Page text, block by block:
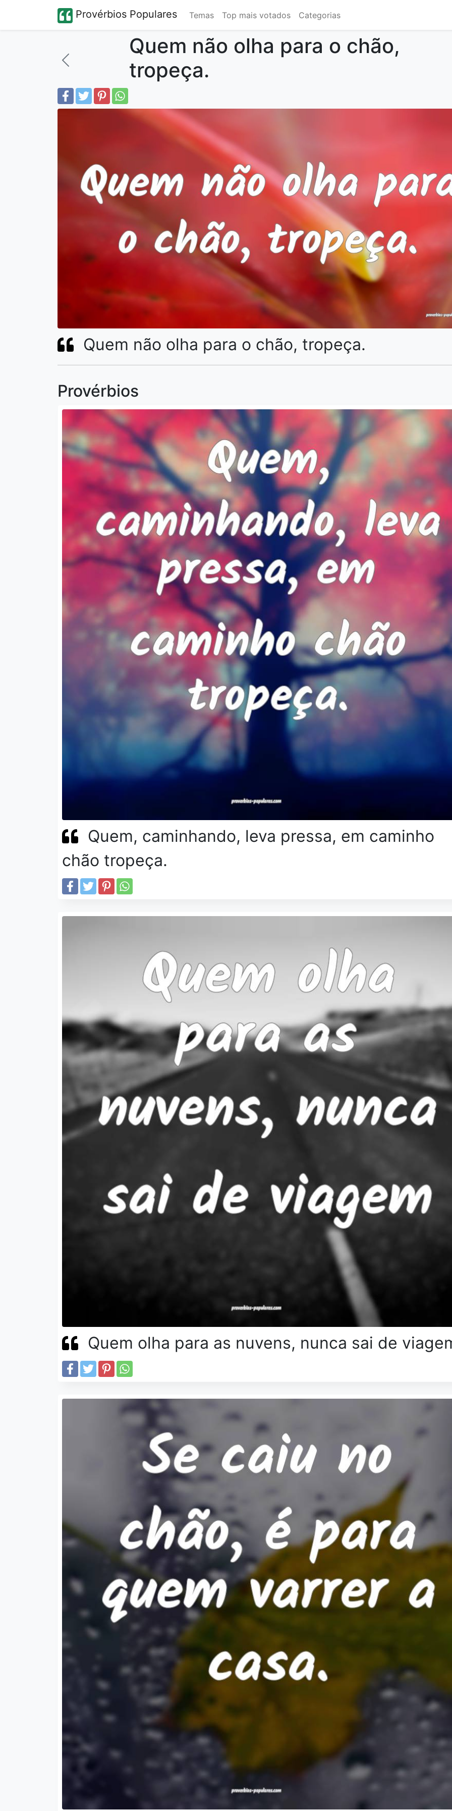
Provérbios Populares Temas Top mais votados Categorias
Quem não olha para o chão,
tropeça.
Quem não olha para o chão, tropeça.
Provérbios
Quem, caminhando, leva pressa, em caminho
chão tropeça.
Quem olha para as nuvens, nunca sai de